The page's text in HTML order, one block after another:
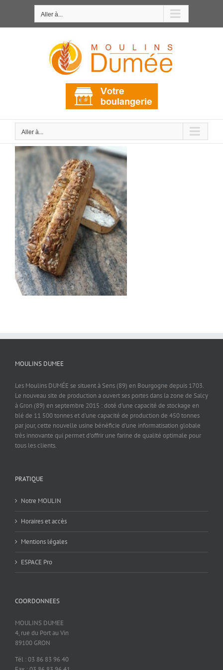
Aller à...
Aller à...
MOULINS DUMEE
Les Moulins DUMÉE se situent à Sens (89) en Bourgogne depuis 1703.
Le nouveau site de production a ouvert ses portes dans la zone de Salcy
à Gron (89) en septembre 2015 : doté d'une capacité de stockage en
blé de 11 500 tonnes et d'une capacité de production de 450 tonnes
par jour, cette nouvelle usine bénéficie d'une informatisation globale
très innovante qui permet d'offrir une farine de qualité optimale pour
tous les clients.
PRATIQUE
Notre MOULIN
Horaires et accès
Mentions légales
ESPACE Pro
COORDONNEES
MOULINS DUMEE
4, rue du Port au Vin
89100 GRON
Tél : 03 86 83 96 40